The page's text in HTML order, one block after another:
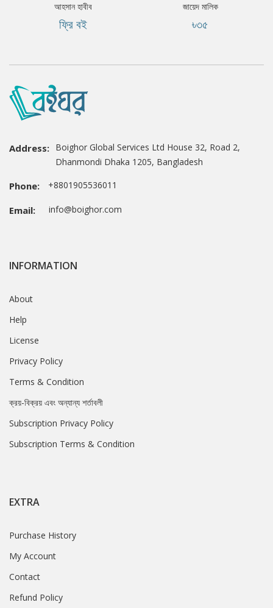
আহসান হাবীব
ফ্রি বই
জায়েদ মালিক
৳৩৫
Address: Boighor Global Services Ltd House 32, Road 2,
Dhanmondi Dhaka 1205, Bangladesh
Phone: +8801905536011
Email: info@boighor.com
INFORMATION
About
Help
License
Privacy Policy
Terms & Condition
ক্রয়-বিক্রয় এবং অন্যান্য শর্তাবলী
Subscription Privacy Policy
Subscription Terms & Condition
EXTRA
Purchase History
My Account
Contact
Refund Policy